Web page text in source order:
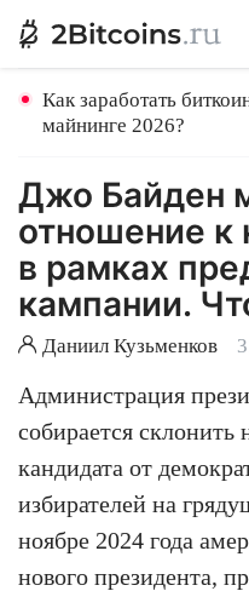
Как заработать
майнинге 2026?
Джо Байден
отношение к
в рамках
кампании.
Даниил Кузьменков
Администрация
собирается склонить
кандидата от
избирателей на
ноябре 2024 года
нового президента,